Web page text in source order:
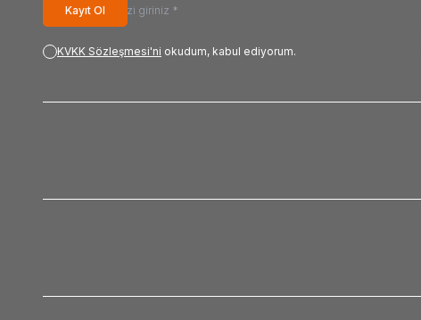
Kayıt Ol
KVKK Sözleşmesi'ni okudum, kabul ediyorum.